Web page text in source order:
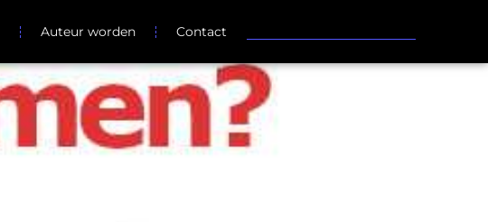
Auteur worden Contact